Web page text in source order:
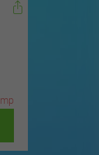
mp